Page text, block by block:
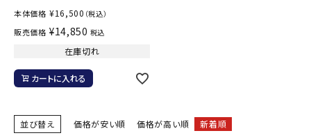
本体価格 ¥16,500 （税込）
販売価格 ¥14,850 税込
在庫切れ
カートに入れる
並び替え 価格が安い順 価格が高い順 新着順